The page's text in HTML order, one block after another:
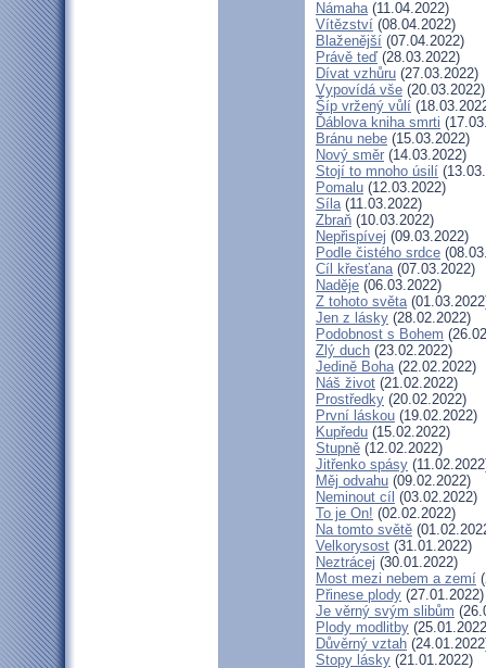
Námaha(11.04.2022)
Vítězství (08.04.2022)
Blaženější (07.04.2022)
Právě teď (28.03.2022)
Dívat vzhůru (27.03.2022)
Vypovídá vše (20.03.2022)
Šíp vržený vůlí
Ďáblova kniha smrti
Bránu nebe (15.03.2022)
Nový směr (14.03.2022)
Stojí to mnoho úsilí
Pomalu (12.03.2022)
Síla(11.03.2022)
Zbraň (10.03.2022)
Nepřispívej (09.03.2022)
Podle čistého srdce
Cíl křesťana(07.03.2022)
Naděje (06.03.2022)
Z tohoto světa
Jen z lásky (28.02.2022)
Podobnost s Bohem
Zlý duch (23.02.2022)
Jedině Boha(22.02.2022)
Náš život (21.02.2022)
Prostředky (20.02.2022)
První láskou (19.02.2022)
Kupředu (15.02.2022)
Stupně (12.02.2022)
Jitřenko spásy
Měj odvahu (09.02.2022)
Neminout cíl (03.02.2022)
To je On! (02.02.2022)
Na tomto světě
Velkorysost (31.01.2022)
Neztrácej (30.01.2022)
Most mezi nebem a zemí
Přinese plody (27.01.2022)
Je věrný svým slibům
Plody modlitby
Důvěrný vztah
Stopy lásky (21.01.2022)